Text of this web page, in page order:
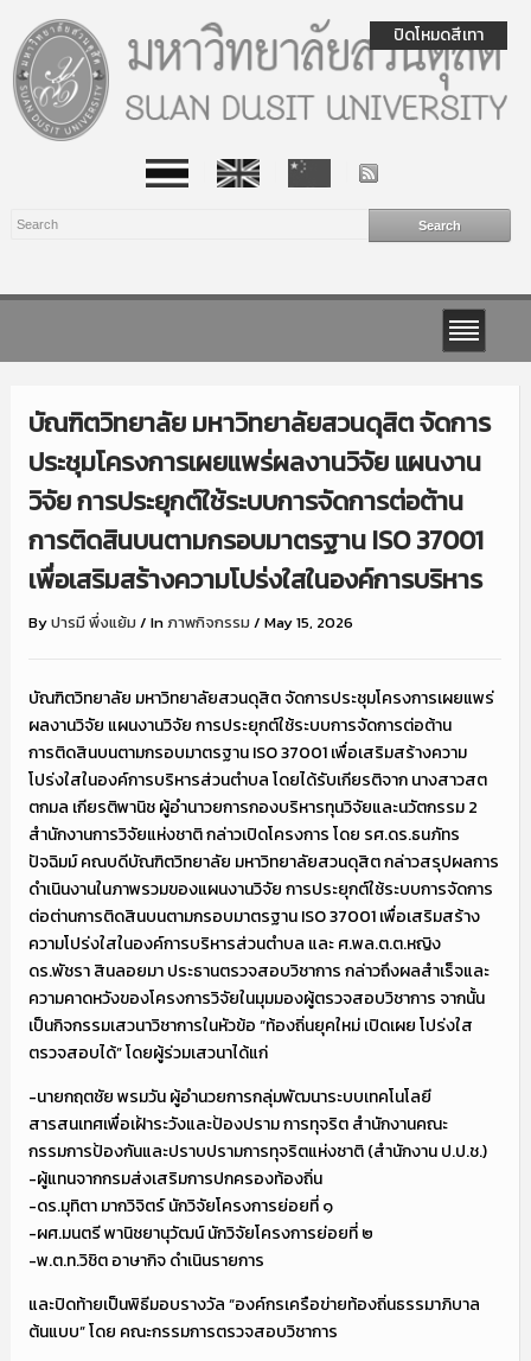
บัณฑิตวิทยาลัย มหาวิทยาลัยสวนดุสิต จัดการ
ประชุมโครงการเผยแพร่ผลงานวิจัย แผนงาน
วิจัย การประยุกต์ใช้ระบบการจัดการต่อต้าน
การติดสินบนตามกรอบมาตรฐาน ISO 37001
เพื่อเสริมสร้างความโปร่งใสในองค์การบริหาร
Byปารมี พึ่งแย้ม / Inภาพกิจกรรม / May 15, 2026
บัณฑิตวิทยาลัย มหาวิทยาลัยสวนดุสิต จัดการประชุมโครงการเผยแพร่
ผลงานวิจัย แผนงานวิจัย การประยุกต์ใช้ระบบการจัดการต่อต้าน
การติดสินบนตามกรอบมาตรฐาน ISO 37001 เพื่อเสริมสร้างความ
โปร่งใสในองค์การบริหารส่วนตำบล โดยได้รับเกียรติจาก นางสาวสต
ตกมล เกียรติพานิช ผู้อำนาวยการกองบริหารทุนวิจัยและนวัตกรรม 2
สำนักงานการวิจัยแห่งชาติ กล่าวเปิดโครงการ โดย รศ.ดร.ธนภัทร
ปัจฉิมม์ คณบดีบัณฑิตวิทยาลัย มหาวิทยาลัยสวนดุสิต กล่าวสรุปผลการ
ดำเนินงานในภาพรวมของแผนงานวิจัย การประยุกต์ใช้ระบบการจัดการ
ต่อต่านการติดสินบนตามกรอบมาตรฐาน ISO 37001 เพื่อเสริมสร้าง
ความโปร่งใสในองค์การบริหารส่วนตำบล และ ศ.พล.ต.ต.หญิง
ดร.พัชรา สินลอยมา ประธานตรวจสอบวิชาการ กล่าวถึงผลสำเร็จและ
ความคาดหวังของโครงการวิจัยในมุมมองผู้ตรวจสอบวิชาการ จากนั้น
เป็นกิจกรรมเสวนาวิชาการในหัวข้อ “ท้องถิ่นยุคใหม่ เปิดเผย โปร่งใส
ตรวจสอบได้” โดยผู้ร่วมเสวนาได้แก่
-นายกฤตชัย พรมวัน ผู้อำนวยการกลุ่มพัฒนาระบบเทคโนโลยี
สารสนเทศเพื่อเฝ้าระวังและป้องปราม การทุจริต สำนักงานคณะ
กรรมการป้องกันและปราบปรามการทุจริตแห่งชาติ (สำนักงาน ป.ป.ช.)
-ผู้แทนจากกรมส่งเสริมการปกครองท้องถิ่น
-ดร.มุทิตา มากวิจิตร์ นักวิจัยโครงการย่อยที่ ๑
-ผศ.มนตรี พานิชยานุวัฒน์ นักวิจัยโครงการย่อยที่ ๒
-พ.ต.ท.วิชิต อาษากิจ ดำเนินรายการ
และปิดท้ายเป็นพิธีมอบรางวัล “องค์กรเครือข่ายท้องถิ่นธรรมาภิบาล
ต้นแบบ” โดย คณะกรรมการตรวจสอบวิชาการ
ปิดโหมดสีเทา